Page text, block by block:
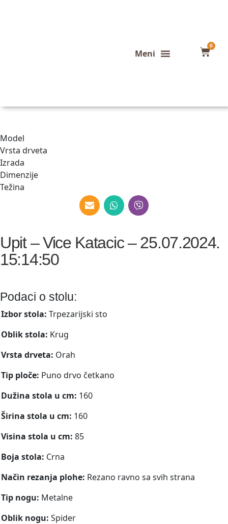
0
Model
Vrsta drveta
Izrada
Dimenzije
Težina
Upit – Vice Katacic – 25.07.2024.
15:14:50
Podaci o stolu:
Izbor stola: Trpezarijski sto
Oblik stola: Krug
Vrsta drveta: Orah
Tip ploče: Puno drvo četkano
Dužina stola u cm: 160
Širina stola u cm: 160
Visina stola u cm: 85
Boja stola: Crna
Način rezanja plohe: Rezano ravno sa svih strana
Tip nogu: Metalne
Oblik nogu: Spider